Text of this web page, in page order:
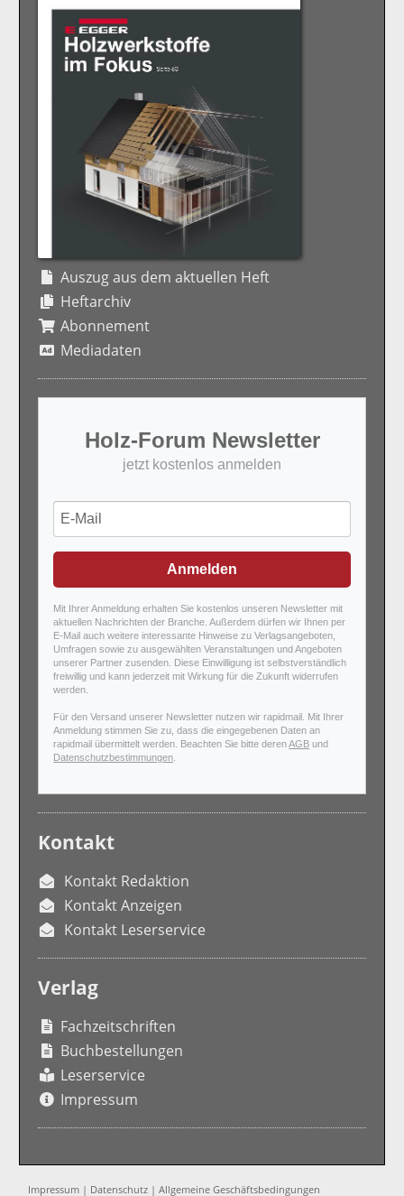
Auszug aus dem aktuellen Heft
Heftarchiv
Abonnement
Mediadaten
Holz-Forum Newsletter
jetzt kostenlos anmelden
Anmelden
Mit Ihrer Anmeldung erhalten Sie kostenlos unseren Newsletter mit
aktuellen Nachrichten der Branche. Außerdem dürfen wir Ihnen per
E-Mail auch weitere interessante Hinweise zu Verlagsangeboten,
Umfragen sowie zu ausgewählten Veranstaltungen und Angeboten
unserer Partner zusenden. Diese Einwilligung ist selbstverständlich
freiwillig und kann jederzeit mit Wirkung für die Zukunft widerrufen
werden.
Für den Versand unserer Newsletter nutzen wir rapidmail. Mit Ihrer
Anmeldung stimmen Sie zu, dass die eingegebenen Daten an
rapidmail übermittelt werden. Beachten Sie bitte derenAGB und
Datenschutzbestimmungen
Kontakt
Kontakt Redaktion
Kontakt Anzeigen
Kontakt Leserservice
Verlag
Fachzeitschriften
Buchbestellungen
Leserservice
Impressum
Impressum | Datenschutz |Allgemeine Geschäftsbedingungen